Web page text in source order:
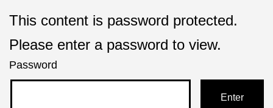
This content is password protected.
Please enter a password to view.
Password